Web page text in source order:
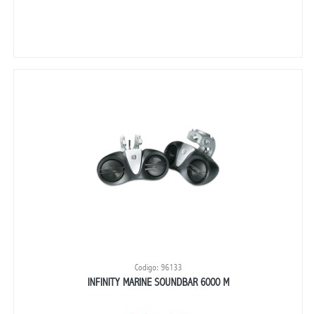
Codigo: 96133
INFINITY MARINE SOUNDBAR 6000 M